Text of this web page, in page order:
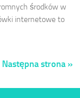
środków w
internetowe to
Następna strona »